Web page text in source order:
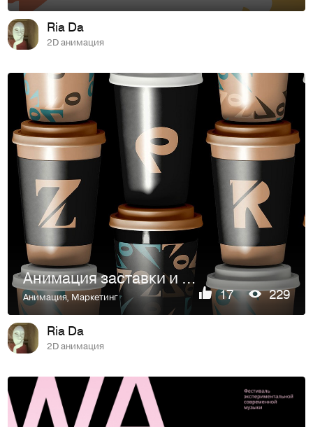
Ria Da
2D анимация
Анимация заставки и лого
Анимация Маркетинг 17 229
Ria Da
2D анимация